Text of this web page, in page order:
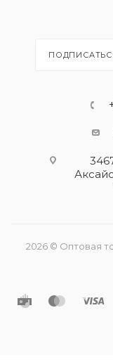
2026 © Оптовая